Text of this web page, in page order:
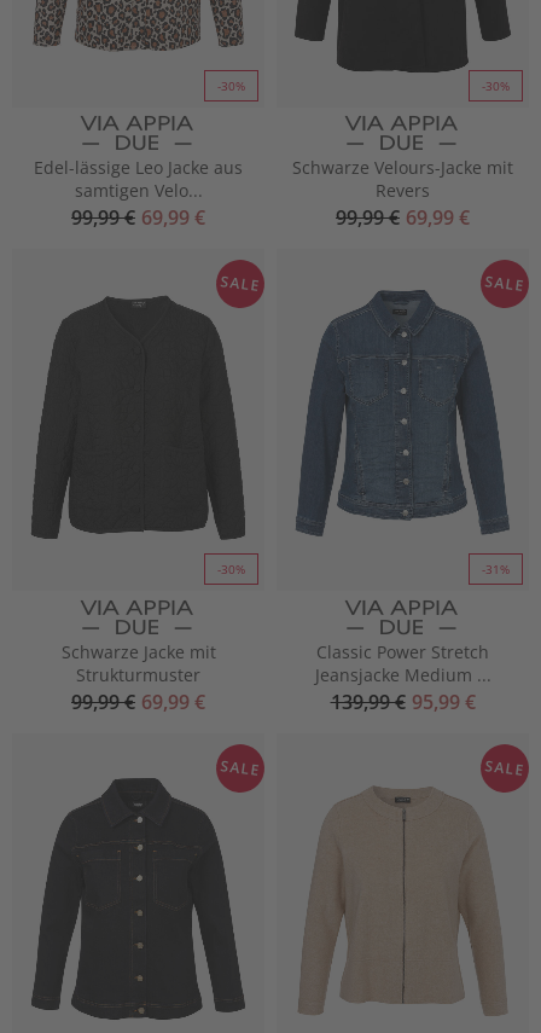
-30%
Edel-lässige Leo Jacke aus
samtigen Velo...
99,99 € 69,99 €
-30%
Schwarze Velours-Jacke mit
Revers
99,99 € 69,99 €
-30%
SALE
Schwarze Jacke mit
Strukturmuster
99,99 € 69,99 €
-31%
SALE
Classic Power Stretch
Jeansjacke Medium ...
139,99 € 95,99 €
SALE SALE